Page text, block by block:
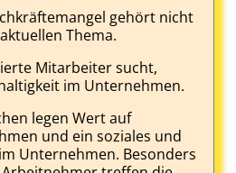
gehört nicht
Thema.
Mitarbeiter sucht,
im Unternehmen.
legen Wert auf
und ein soziales und
Unternehmen. Besonders